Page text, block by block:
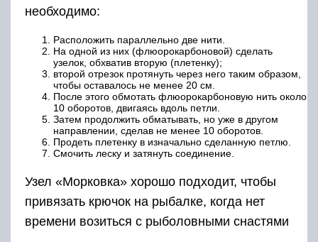
необходимо:
Расположить параллельно две нити.
На одной из них (флюорокарбоновой) сделать
узелок, обхватив вторую (плетенку);
второй отрезок протянуть через него таким образом,
чтобы оставалось не менее 20 см.
После этого обмотать флюорокарбоновую нить около
10 оборотов, двигаясь вдоль петли.
Затем продолжить обматывать, но уже в другом
направлении, сделав не менее 10 оборотов.
Продеть плетенку в изначально сделанную петлю.
Смочить леску и затянуть соединение.
Узел «Морковка» хорошо подходит, чтобы
привязать крючок на рыбалке, когда нет
времени возиться с рыболовными снастями